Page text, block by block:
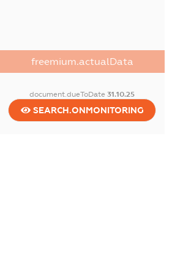
freemium.actualData
document.dueToDate31.10.25
SEARCH.ONMONITORING